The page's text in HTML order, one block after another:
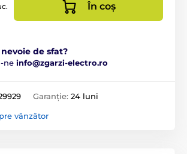
În coș
de sfat?
ne info@zgarzi-electro.ro
Garanție: 24 luni
vânzător